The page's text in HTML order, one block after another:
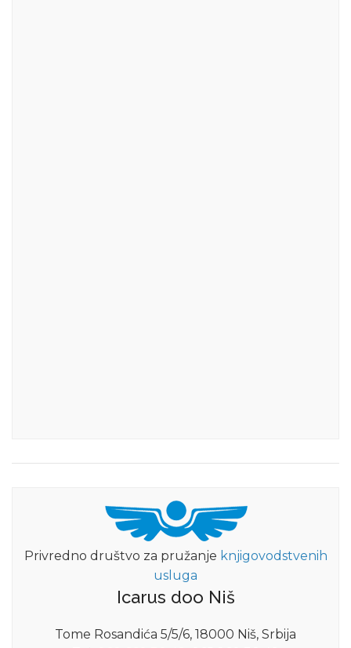
Privredno društvo za pružanje knjigovodstvenih
usluga
Icarus doo Niš
Tome Rosandića 5/5/6, 18000 Niš, Srbija